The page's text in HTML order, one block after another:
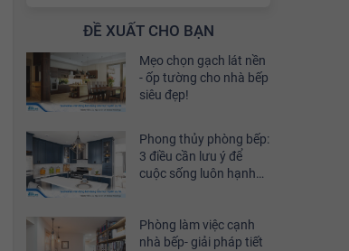
ĐỀ XUẤT CHO BẠN
Mẹo chọn gạch lát nền
- ốp tường cho nhà bếp
siêu đẹp!
Phong thủy phòng bếp:
3 điều cần lưu ý để
cuộc sống luôn hạnh
Phòng làm việc cạnh
nhà bếp- giải pháp tiết